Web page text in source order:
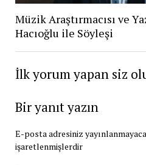
Müzik Araştırmacısı ve
Hacıoğlu ile Söyleşi
İlk yorum yapan siz
Bir yanıt yazın
E-posta adresiniz
işaretlenmişlerdir